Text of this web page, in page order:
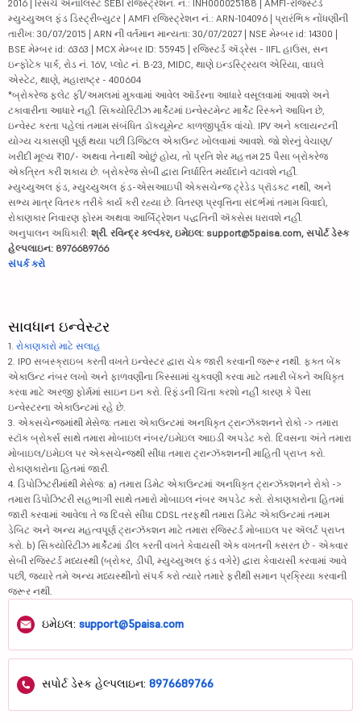
2016 | રિસર્ચ એનાલિસ્ટ SEBI રજિસ્ટ્રેશન. નં.: INH000025188 | AMFI-રજિસ્ટર્ડ
મ્યુચ્યુઅલ ફંડ ડિસ્ટ્રીબ્યુટર | AMFI રજિસ્ટ્રેશન નં.: ARN-104096 | પ્રારંભિક નોંધણીની
તારીખ: 30/07/2015 | ARN ની વર્તમાન માન્યતા: 30/07/2027 | NSE મેમ્બર id: 14300 |
BSE મેમ્બર id: 6363 | MCX મેમ્બર ID: 55945 | રજિસ્ટર્ડ ઍડ્રેસ - IIFL હાઉસ, સન
ઇન્ફોટેક પાર્ક, રોડ નં. 16V, પ્લોટ નં. B-23, MIDC, થાણે ઇન્ડસ્ટ્રિયલ એરિયા, વાઘલે
એસ્ટેટ, થાણે, મહારાષ્ટ્ર - 400604
*બ્રોકરેજ ફ્લેટ ફી/અમલમાં મુકવામાં આવેલ ઑર્ડરના આધારે વસૂલવામાં આવશે અને
ટકાવારીના આધારે નહીં. સિક્યોરિટીઝ માર્કેટમાં ઇન્વેસ્ટમેન્ટ માર્કેટ રિસ્કને આધિન છે,
ઇન્વેસ્ટ કરતા પહેલાં તમામ સંબંધિત ડૉક્યૂમેન્ટ કાળજીપૂર્વક વાંચો. IPV અને ક્લાયન્ટની
યોગ્ય ચકાસણી પૂર્ણ થયા પછી ડિજિટલ એકાઉન્ટ ખોલવામાં આવશે. જો શેરનું વેચાણ/
ખરીદી મૂલ્ય ₹10/- અથવા તેનાથી ઓછું હોય, તો પ્રતિ શેર મહત્તમ 25 પૈસા બ્રોકરેજ
એકત્રિત કરી શકાય છે. બ્રોકરેજ સેબી દ્વારા નિર્ધારિત મર્યાદાને વટાવશે નહીં.
મ્યુચ્યુઅલ ફંડ, મ્યુચ્યુઅલ ફંડ-એસઆઇપી એક્સચેન્જ ટ્રેડેડ પ્રૉડક્ટ નથી, અને
સભ્ય માત્ર વિતરક તરીકે કાર્ય કરી રહ્યા છે. વિતરણ પ્રવૃત્તિના સંદર્ભમાં તમામ વિવાદો,
રોકાણકાર નિવારણ ફોરમ અથવા આર્બિટ્રેશન પદ્ધતિની ઍક્સેસ ધરાવશે નહીં.
અનુપાલન અધિકારી: શ્રી. રવિન્દ્ર કલ્વંકર, ઇમેઇલ: support@5paisa.com, સપોર્ટ ડેસ્ક
હેલ્પલાઇન: 8976689766
સંપર્ક કરો
સાવધાન ઇન્વેસ્ટર
1. રોકાણકારો માટે સલાહ
2. IPO સબસ્ક્રાઇબ કરતી વખતે ઇન્વેસ્ટર દ્વારા ચેક જારી કરવાની જરૂર નથી. ફક્ત બેંક
એકાઉન્ટ નંબર લખો અને ફાળવણીના કિસ્સામાં ચુકવણી કરવા માટે તમારી બેંકને અધિકૃત
કરવા માટે અરજી ફોર્મમાં સાઇન ઇન કરો. રિફંડની ચિંતા કરશો નહીં કારણ કે પૈસા
ઇન્વેસ્ટરના એકાઉન્ટમાં રહે છે.
3. એક્સચેન્જમાંથી મેસેજ: તમારા એકાઉન્ટમાં અનધિકૃત ટ્રાન્ઝૅક્શનને રોકો -> તમારા
સ્ટૉક બ્રોકર્સ સાથે તમારા મોબાઇલ નંબર/ઇમેઇલ આઇડી અપડેટ કરો. દિવસના અંતે તમારા
મોબાઇલ/ઇમેઇલ પર એક્સચેન્જથી સીધા તમારા ટ્રાન્ઝૅક્શનની માહિતી પ્રાપ્ત કરો.
રોકાણકારોના હિતમાં જારી.
4. ડિપોઝિટરીમાંથી મેસેજ: a) તમારા ડિમેટ એકાઉન્ટમાં અનધિકૃત ટ્રાન્ઝૅક્શનને રોકો ->
તમારા ડિપોઝિટરી સહભાગી સાથે તમારો મોબાઇલ નંબર અપડેટ કરો. રોકાણકારોના હિતમાં
જારી કરવામાં આવેલા તે જ દિવસે સીધા CDSL તરફથી તમારા ડિમેટ એકાઉન્ટમાં તમામ
ડેબિટ અને અન્ય મહત્વપૂર્ણ ટ્રાન્ઝૅક્શન માટે તમારા રજિસ્ટર્ડ મોબાઇલ પર ઍલર્ટ પ્રાપ્ત
કરો. b) સિક્યોરિટીઝ માર્કેટમાં ડીલ કરતી વખતે કેવાયસી એક વખતની કસરત છે - એકવાર
સેબી રજિસ્ટર્ડ મધ્યસ્થી (બ્રોકર, ડીપી, મ્યુચ્યુઅલ ફંડ વગેરે) દ્વારા કેવાયસી કરવામાં આવે
પછી, જ્યારે તમે અન્ય મધ્યસ્થીનો સંપર્ક કરો ત્યારે તમારે ફરીથી સમાન પ્રક્રિયા કરવાની
જરૂર નથી.
ઇમેઇલ: support@5paisa.com
સપોર્ટ ડેસ્ક હેલ્પલાઇન: 8976689766